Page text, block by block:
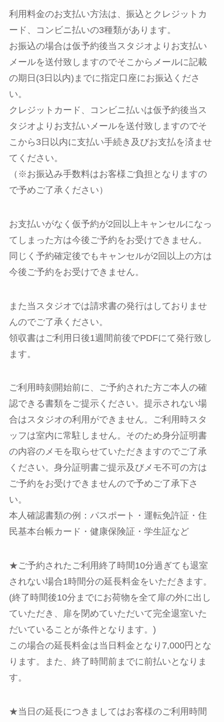
利用料金のお支払い方法は、振込とクレジットカ
ード、コンビニ払いの3種類があります。
お振込の場合は仮予約後当スタジオよりお支払い
メールを送付致しますのでそこからメールに記載
の期日(3日以内)までに指定口座にお振込くださ
い。
クレジットカード、コンビニ払いは仮予約後当ス
タジオよりお支払いメールを送付致しますのでそ
こから3日以内に支払い手続き及びお支払を済ませ
てください。
（※お振込み手数料はお客様ご負担となりますの
で予めご了承ください）
お支払いがなく仮予約が2回以上キャンセルになっ
てしまった方は今後ご予約をお受けできません。
同じく予約確定後でもキャンセルが2回以上の方は
今後ご予約をお受けできません。
また当スタジオでは請求書の発行はしておりませ
んのでご了承ください。
領収書はご利用日後1週間前後でPDFにて発行致し
ます。
ご利用時刻開始前に、ご予約された方ご本人の確
認できる書類をご提示ください。提示されない場
合はスタジオの利用ができません。ご利用時スタ
ッフは室内に常駐しません。そのため身分証明書
の内容のメモを取らせていただきますのでご了承
ください。身分証明書ご提示及びメモ不可の方は
ご予約をお受けできませんので予めご了承下さ
い。
本人確認書類の例：パスポート・運転免許証・住
民基本台帳カード・健康保険証・学生証など
★ご予約されたご利用終了時間10分過ぎても退室
されない場合1時間分の延長料金をいただきます。
(終了時間後10分までにお荷物を全て扉の外に出し
ていただき、扉を閉めていただいて完全退室いた
だいていることが条件となります。)
この場合の延長料金は当日料金となり7,000円とな
ります。また、終了時間前までに前払いとなりま
す。
★当日の延長につきましてはお客様のご利用時間